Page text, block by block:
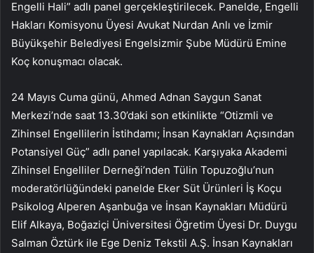
Engelli Hali” adlı panel gerçekleştirilecek. Panelde, Engelli
Hakları Komisyonu Üyesi Avukat Nurdan Anlı ve İzmir
Büyükşehir Belediyesi Engelsizmir Şube Müdürü Emine
Koç konuşmacı olacak.
24 Mayıs Cuma günü, Ahmed Adnan Saygun Sanat
Merkezi’nde saat 13.30’daki son etkinlikte “Otizmli ve
Zihinsel Engellilerin İstihdamı; İnsan Kaynakları Açısından
Potansiyel Güç” adlı panel yapılacak. Karşıyaka Akademi
Zihinsel Engelliler Derneği’nden Tülin Topuzoğlu’nun
moderatörlüğündeki panelde Eker Süt Ürünleri İş Koçu
Psikolog Alperen Aşanbuğa ve İnsan Kaynakları Müdürü
Elif Alkaya, Boğaziçi Üniversitesi Öğretim Üyesi Dr. Duygu
Salman Öztürk ile Ege Deniz Tekstil A.Ş. İnsan Kaynakları